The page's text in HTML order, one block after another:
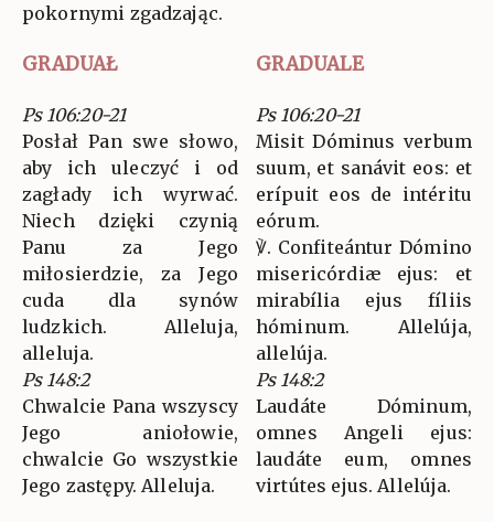
pokornymi zgadzając.
GRADUAŁ GRADUALE
Ps 106:20-21
Posłał Pan swe słowo,
aby ich uleczyć i od
zagłady ich wyrwać.
Niech dzięki czynią
Panu za Jego
miłosierdzie, za Jego
cuda dla synów
ludzkich. Alleluja,
alleluja.
Ps 148:2
Chwalcie Pana wszyscy
Jego aniołowie,
chwalcie Go wszystkie
Jego zastępy. Alleluja.
Ps 106:20-21
Misit Dóminus verbum
suum, et sanávit eos: et
erípuit eos de intéritu
eórum.
℣. Confiteántur Dómino
misericórdiæ ejus: et
mirabília ejus fíliis
hóminum. Allelúja,
allelúja.
Ps 148:2
Laudáte Dóminum,
omnes Angeli ejus:
laudáte eum, omnes
virtútes ejus. Allelúja.